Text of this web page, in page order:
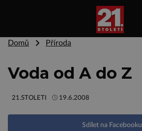
Domů Příroda
Voda od A do Z
21.STOLETI 19.6.2008
Sdílet na Facebooku